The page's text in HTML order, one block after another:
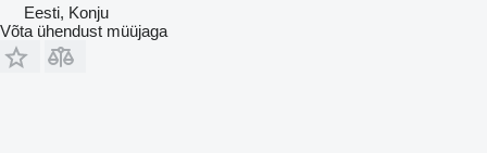
Eesti, Konju
Võta ühendust müüjaga